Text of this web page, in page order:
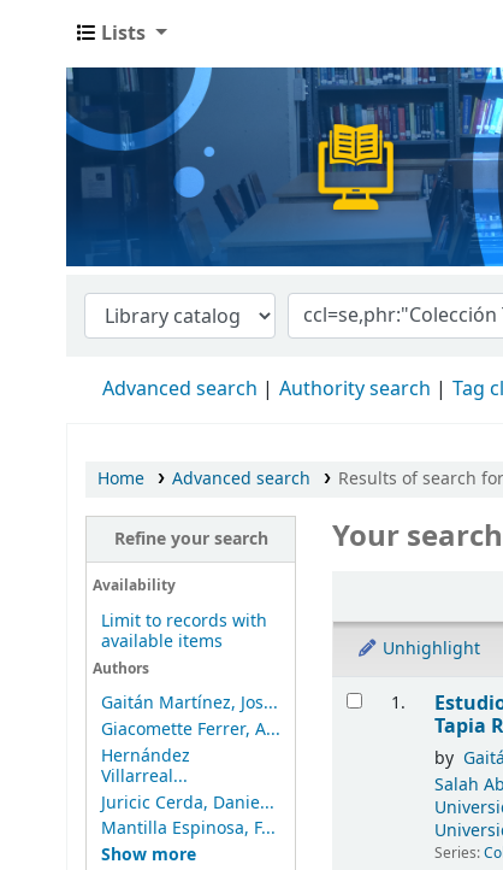
Lists
Advanced search Authority search Tag
Home Advanced search Results of search
Refine your search
Availability
Limit to records with
available items
Authors
Gaitán Martínez, Jos...
Giacomette Ferrer, A...
Hernández
Villarreal...
Juricic Cerda, Danie...
Mantilla Espinosa, F...
Show more
Your
Unhighlight
Results
1.
Tapia
by
Salah
Series: